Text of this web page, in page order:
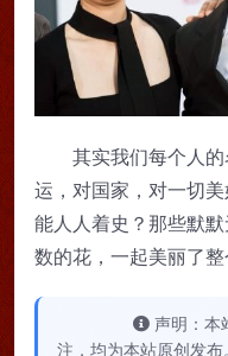
其实我们每个人
运，对国家，对一切
能人人着史？那些默
数的花，一起美丽了整
声明：本
注，均为本站原创发